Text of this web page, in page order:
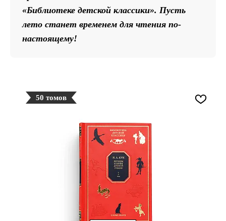
«Библиотеке детской классики». Пусть
лето станет временем для чтения по-
настоящему!
50 томов